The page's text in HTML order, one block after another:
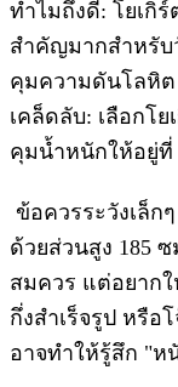
ทำไมถึงดี: โยเกิ
สำคัญมากสำหรับ
คุมความดันโลหิต
เคล็ดลับ: เลือกโ
คุมน้ำหนักให้อยู่ที่
ข้อควรระวังเล็ก
ด้วยส่วนสูง 185
สมควร แต่อยากใ
กึ่งสำเร็จรูป หรือ
อาจทำให้รู้สึก "ห